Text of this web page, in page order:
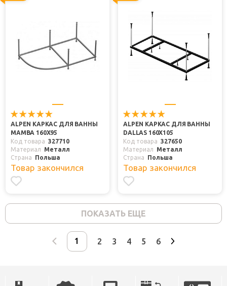
ALPEN КАРКАС ДЛЯ ВАННЫ
MAMBA 160Х95
Код товара 327710
Материал
Металл
Страна
Польша
Товар закончился
ALPEN КАРКАС ДЛЯ ВАННЫ
DALLAS 160Х105
Код товара 327650
Материал
Металл
Страна
Польша
Товар закончился
ПОКАЗАТЬ ЕЩЕ
2 3 4 5 6